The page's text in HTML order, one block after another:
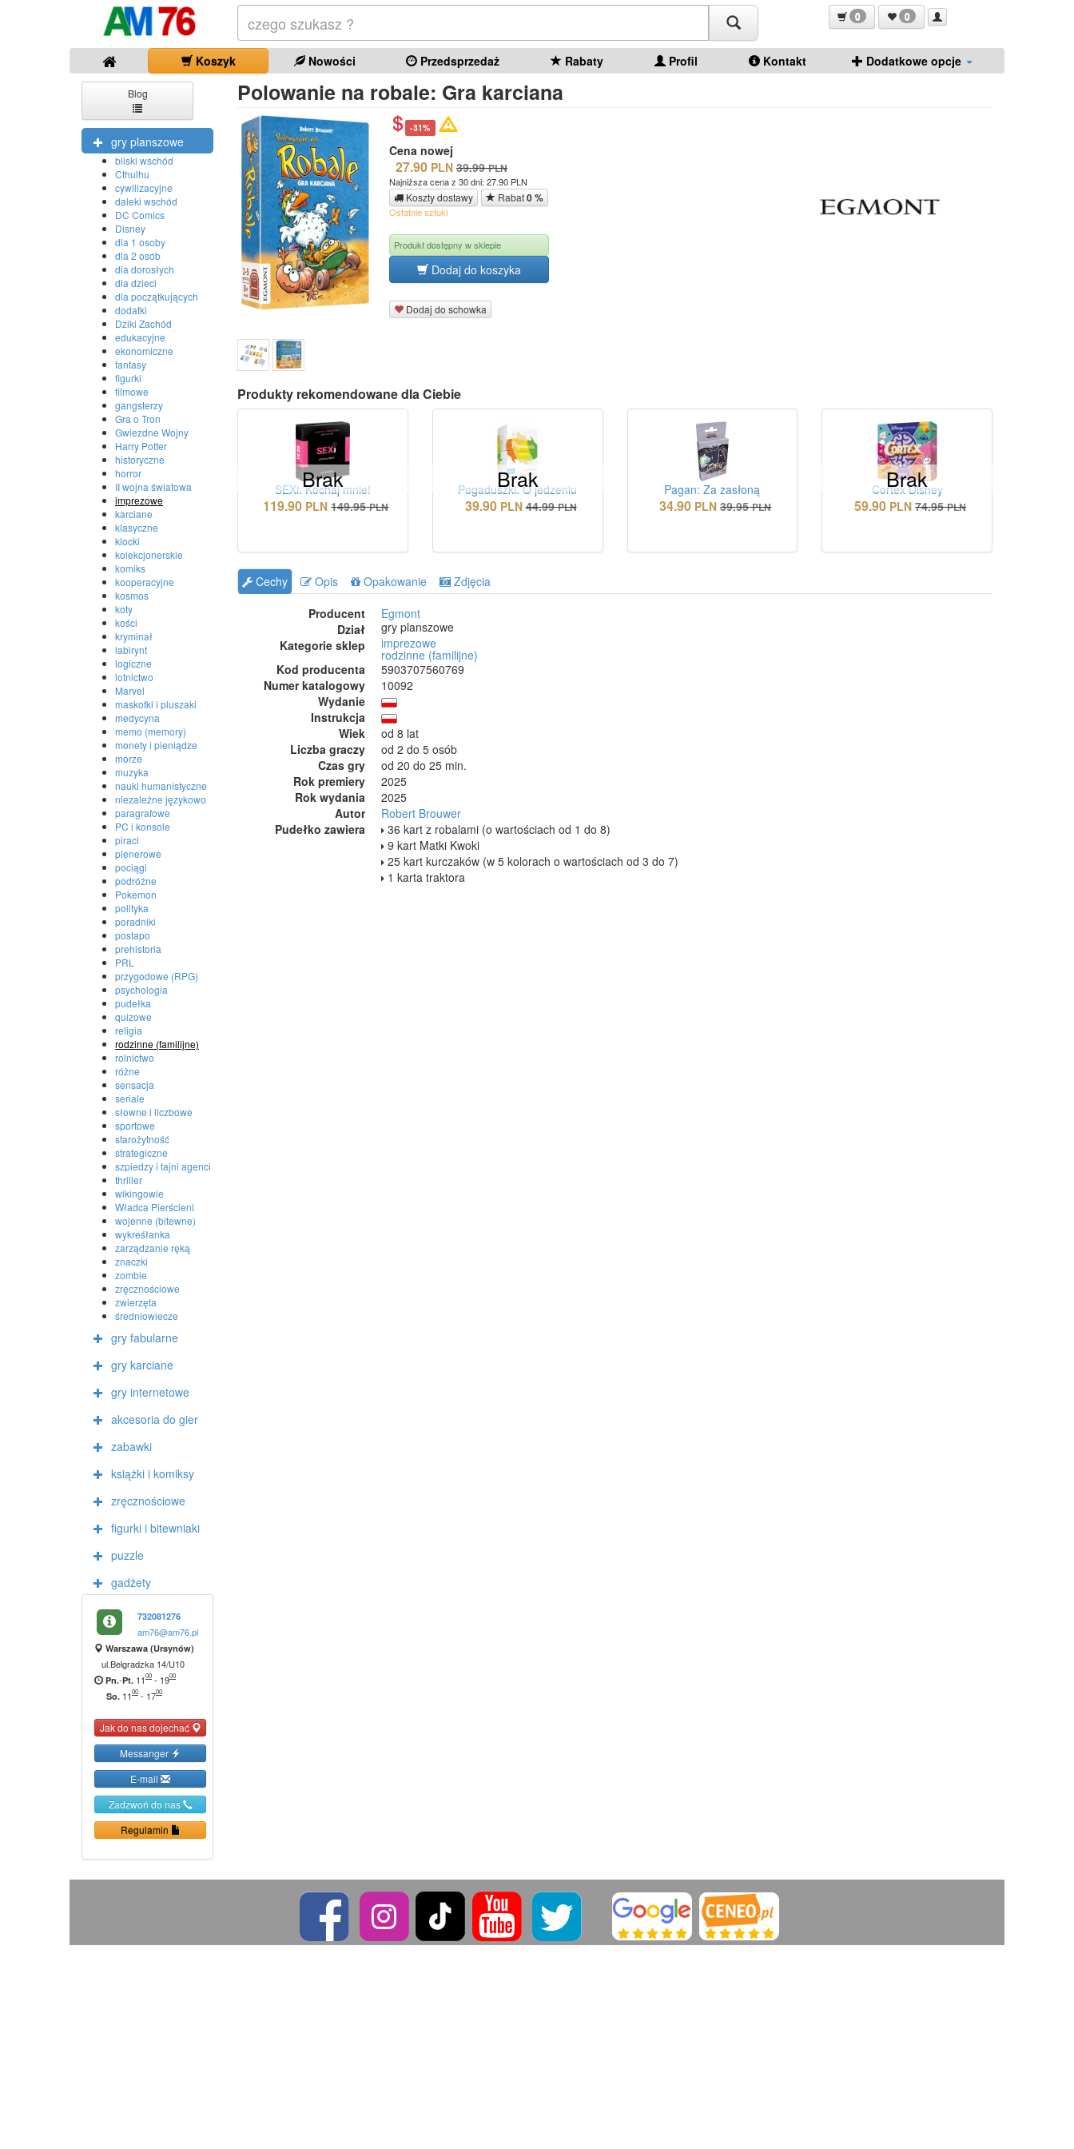
0 0
Koszyk Nowości Przedsprzedaż Rabaty Profil Kontakt Dodatkowe opcje
Blog
gry planszowe
bliski wschód
Cthulhu
cywilizacyjne
daleki wschód
DC Comics
Disney
dla 1 osoby
dla 2 osób
dla dorosłych
dla dzieci
dla początkujących
dodatki
Dziki Zachód
edukacyjne
ekonomiczne
fantasy
figurki
filmowe
gangsterzy
Gra o Tron
Gwiezdne Wojny
Harry Potter
historyczne
horror
II wojna światowa
imprezowe
karciane
klasyczne
klocki
kolekcjonerskie
komiks
kooperacyjne
kosmos
koty
kości
kryminał
labirynt
logiczne
lotnictwo
Marvel
maskotki i pluszaki
medycyna
memo (memory)
monety i pieniądze
morze
muzyka
nauki humanistyczne
niezależne językowo
paragrafowe
PC i konsole
piraci
plenerowe
pociągi
podróżne
Pokemon
polityka
poradniki
postapo
prehistoria
PRL
przygodowe (RPG)
psychologia
pudełka
quizowe
religia
rodzinne (familijne)
rolnictwo
różne
sensacja
seriale
słowne i liczbowe
sportowe
starożytność
strategiczne
szpiedzy i tajni agenci
thriller
wikingowie
Władca Pierścieni
wojenne (bitewne)
wykreśłanka
zarządzanie ręką
znaczki
zombie
zręcznościowe
zwierzęta
średniowiecze
gry fabularne
gry karciane
gry internetowe
akcesoria do gier
zabawki
książki i komiksy
zręcznościowe
figurki i bitewniaki
puzzle
gadżety
732081276
am76@am76.pl
Warszawa (Ursynów)
ul.Belgradzka 14/U10
Pn.-Pt. 1100 - 1900
So. 1100 - 1700
Jak do nas dojechać
Messanger
E-mail
Zadzwoń do nas
Regulamin
Polowanie na robale: Gra karciana
-31%
Cena nowej
27.90 PLN 39.99 PLN
Najniższa cena z 30 dni: 27.90 PLN
Koszty dostawy Rabat0 %
Ostatnie sztuki
Produkt dostępny w sklepie
Dodaj do koszyka
Dodaj do schowka
Produkty rekomendowane dla Ciebie
Brak
SEXi: Kochaj mnie!
119.90 PLN 149.95 PLN
Brak
Pogaduszki. O jedzeniu
39.90 PLN 44.99 PLN
Pagan: Za zasłoną
34.90 PLN 39.95 PLN
Brak
Cortex Disney
59.90 PLN 74.95 PLN
Cechy Opis Opakowanie
Zdjęcia
Producent
Egmont
Dział
gry planszowe
Kategorie sklep
imprezowe
rodzinne (familijne)
Kod producenta
5903707560769
Numer katalogowy
10092
Wydanie
Instrukcja
Wiek
od 8 lat
Liczba graczy
od 2 do 5 osób
Czas gry
od 20 do 25 min.
Rok premiery
2025
Rok wydania
2025
Autor
Robert Brouwer
Pudełko zawiera
36 kart z robalami (o wartościach od 1 do 8)
9 kart Matki Kwoki
25 kart kurczaków (w 5 kolorach o wartościach od 3 do 7)
1 karta traktora